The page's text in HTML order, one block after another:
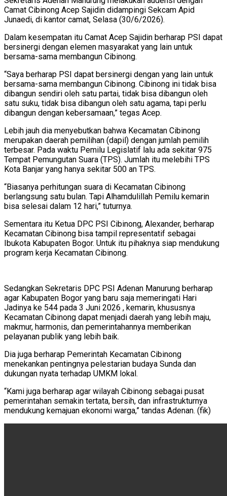
Camat Cibinong Acep Sajidin didampingi Sekcam Apid
Junaedi, di kantor camat, Selasa (30/6/2026).
Dalam kesempatan itu Camat Acep Sajidin berharap PSI dapat
bersinergi dengan elemen masyarakat yang lain untuk
bersama-sama membangun Cibinong.
“Saya berharap PSI dapat bersinergi dengan yang lain untuk
bersama-sama membangun Cibinong. Cibinong ini tidak bisa
dibangun sendiri oleh satu partai, tidak bisa dibangun oleh
satu suku, tidak bisa dibangun oleh satu agama, tapi perlu
dibangun dengan kebersamaan,” tegas Acep.
Lebih jauh dia menyebutkan bahwa Kecamatan Cibinong
merupakan daerah pemilihan (dapil) dengan jumlah pemilih
terbesar. Pada waktu Pemilu Legislatif lalu ada sekitar 975
Tempat Pemungutan Suara (TPS). Jumlah itu melebihi TPS
Kota Banjar yang hanya sekitar 500 an TPS.
“Biasanya perhitungan suara di Kecamatan Cibinong
berlangsung satu bulan. Tapi Alhamdulillah Pemilu kemarin
bisa selesai dalam 12 hari,” tuturnya.
Sementara itu Ketua DPC PSI Cibinong, Alexander, berharap
Kecamatan Cibinong bisa tampil representatif sebagai
Ibukota Kabupaten Bogor. Untuk itu pihaknya siap mendukung
program kerja Kecamatan Cibinong.
Sedangkan Sekretaris DPC PSI Adenan Manurung berharap
agar Kabupaten Bogor yang baru saja memeringati Hari
Jadinya ke 544 pada 3 Juni 2026 , kemarin, khususnya
Kecamatan Cibinong dapat menjadi daerah yang lebih maju,
makmur, harmonis, dan pemerintahannya memberikan
pelayanan publik yang lebih baik.
Dia juga berharap Pemerintah Kecamatan Cibinong
menekankan pentingnya pelestarian budaya Sunda dan
dukungan nyata terhadap UMKM lokal.
“Kami juga berharap agar wilayah Cibinong sebagai pusat
pemerintahan semakin tertata, bersih, dan infrastrukturnya
mendukung kemajuan ekonomi warga,” tandas Adenan. (fik)